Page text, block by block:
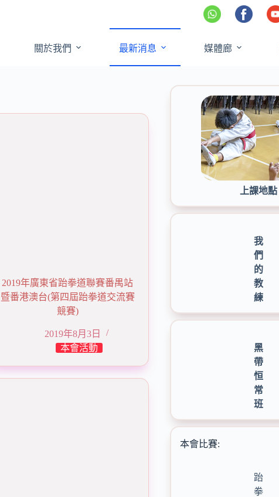
關於我們 最新消息 媒體廊
2019年廣東省跆拳道聯賽番禺站
暨番港澳台(第四屆跆拳道交流賽
競賽)
2019年8月3日
本會活動
上課地點
我
們
的
教
練
黑
帶
恒
常
班
本會比賽:
跆
拳